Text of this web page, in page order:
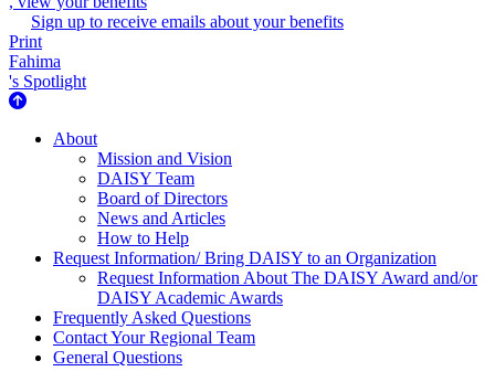
Sign up to receive emails about your benefits
Print
Fahima
's Spotlight
About Us
About
Mission and Vision
DAISY Team
Board of Directors
News and Articles
How to Help
Request Information/ Bring DAISY to an Organization
Request Information About The DAISY Award and/or
DAISY Academic Awards
Frequently Asked Questions
Contact Your Regional Team
General Questions